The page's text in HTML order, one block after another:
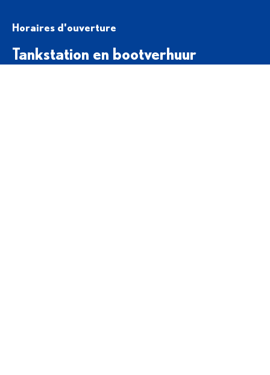
Horaires d'ouverture
Tankstation en bootverhuur